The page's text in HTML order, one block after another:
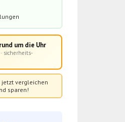
um die Uhr
sicherheits-
jetzt vergleichen
sparen!